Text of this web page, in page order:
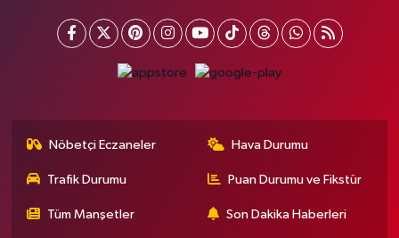
Nöbetçi Eczaneler Hava Durumu
Trafik Durumu Puan Durumu ve Fikstür
Tüm Manşetler Son Dakika Haberleri